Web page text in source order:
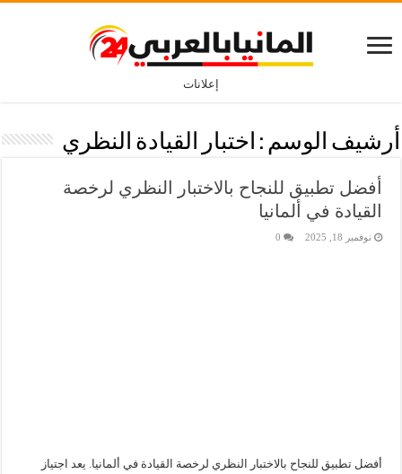
إعلانات
أرشيف الوسم : اختبار القيادة النظري
أفضل تطبيق للنجاح بالاختبار النظري لرخصة
القيادة في ألمانيا
نوفمبر 18, 2025 0
أفضل تطبيق للنجاح بالاختبار النظري لرخصة القيادة في ألمانيا. يعد اجتياز